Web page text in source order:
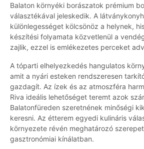
Balaton környéki borászatok prémium
választékával jeleskedik. A
különlegességet kölcsönöz a helynek,
készítési folyamata közvetlenül a
zajlik, ezzel is emlékezetes perceket
A tóparti elhelyezkedés hangulatos
amit a nyári esteken rendszeresen
gazdagít. Az ízek és az atmoszféra
Riva ideális lehetőséget teremt azok
Balatonfüreden szeretnének minőségi
keresni. Az étterem egyedi kulináris
környezete révén meghatározó
gasztronómiai kínálatban.